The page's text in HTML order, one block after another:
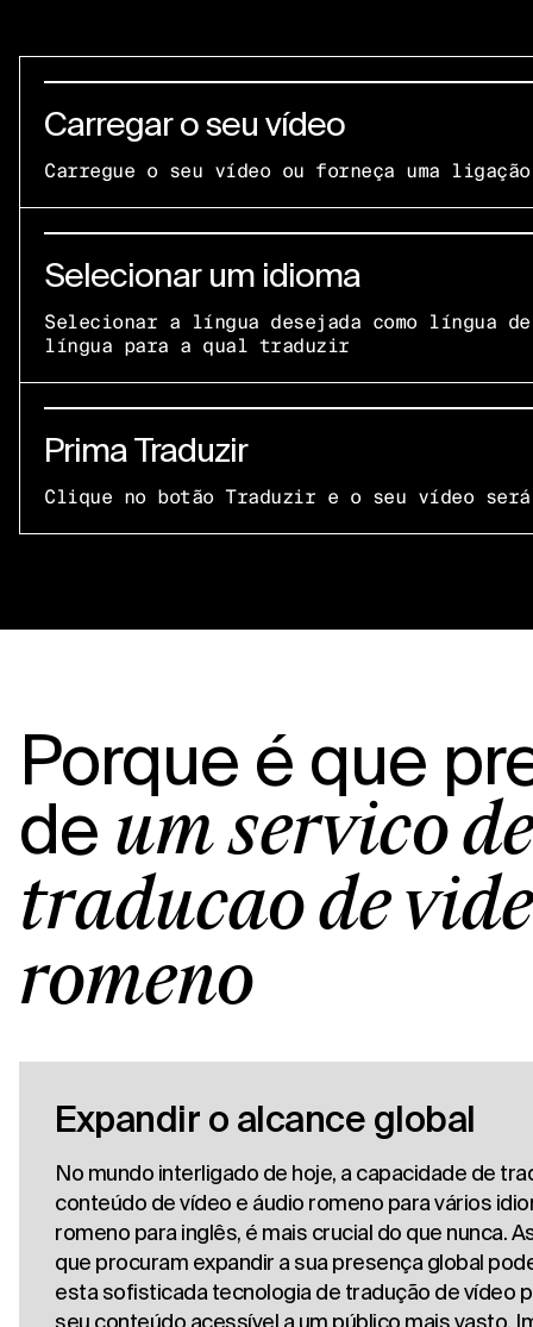
Carregar o seu vídeo
Carregue o seu vídeo ou forneça uma ligação
Selecionar um idioma
Selecionar a língua desejada como língua
língua para a qual traduzir
Prima Traduzir
Clique no botão Traduzir e o seu vídeo
Porque é que
de um serviço de
tradução de
romeno
Expandir o alcance global
No mundo interligado de hoje, a capacidade de
conteúdo de vídeo e áudio romeno para vários
romeno para inglês, é mais crucial do que nunca.
que procuram expandir a sua presença global
esta sofisticada tecnologia de tradução de vídeo